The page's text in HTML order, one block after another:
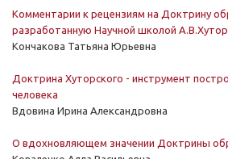
Комментарии к рецензиям на Доктрину
разработанную Научной школой
Кончакова Татьяна Юрьевна
Доктрина Хуторского - инструмент
человека
Вдовина Ирина Александровна
О вдохновляющем значении Доктрины